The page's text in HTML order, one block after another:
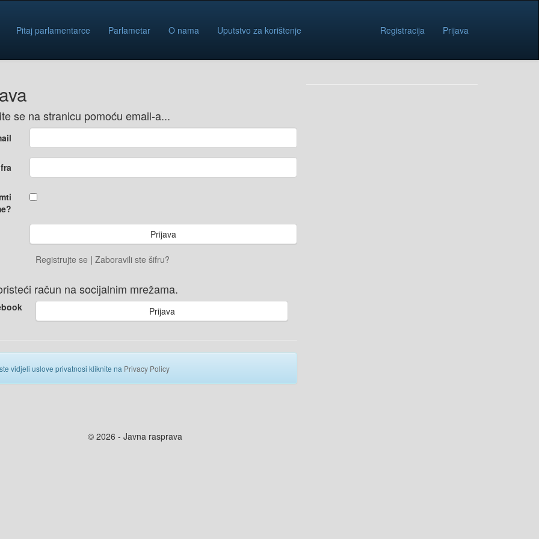
Pitaj parlamentarce Parlametar O nama Uputstvo za korištenje Registracija Prijava
se na stranicu pomoću email-a...
Registrujte se | Zaboravili ste šifru?
račun na socijalnim mrežama.
Prijava
vidjeli uslove privatnosi kliknite na Privacy Policy
© 2026 - Javna rasprava